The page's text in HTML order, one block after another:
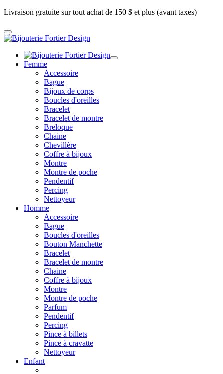
Livraison gratuite sur tout achat de 150 $ et plus (avant taxes)
Femme
Accessoire
Bague
Bijoux de corps
Boucles d'oreilles
Bracelet
Bracelet de montre
Breloque
Chaine
Chevillère
Coffre à bijoux
Montre
Montre de poche
Pendentif
Percing
Nettoyeur
Homme
Accessoire
Bague
Boucles d'oreilles
Bouton Manchette
Bracelet
Bracelet de montre
Chaine
Coffre à bijoux
Montre
Montre de poche
Parfum
Pendentif
Percing
Pince à billets
Pince à cravatte
Nettoyeur
Enfant